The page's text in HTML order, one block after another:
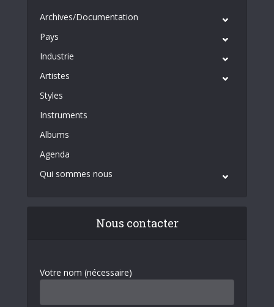
Archives/Documentation
Pays
Industrie
Artistes
Styles
Instruments
Albums
Agenda
Qui sommes nous
Nous contacter
Votre nom (nécessaire)